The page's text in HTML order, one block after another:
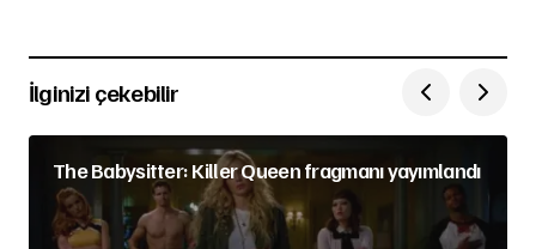
İlginizi çekebilir
The Babysitter: Killer Queen fragmanı yayımlandı